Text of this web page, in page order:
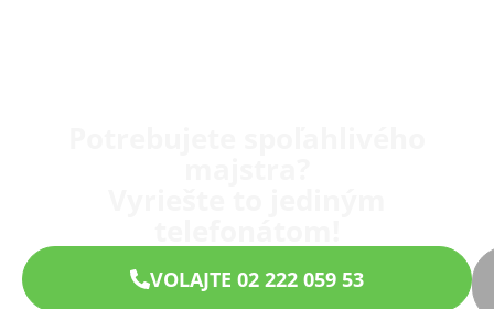
VOLAJTE 02 222 059 53